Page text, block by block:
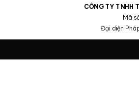
CÔNG TY TNHH
Mã
Đại diện